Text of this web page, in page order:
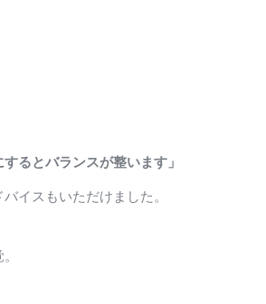
るとバランスが整います」
イスもいただけました。